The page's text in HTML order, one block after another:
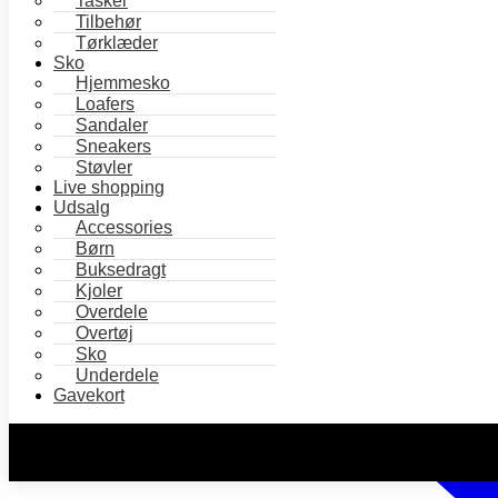
Tilbehør
Tørklæder
Sko
Hjemmesko
Loafers
Sandaler
Sneakers
Støvler
Live shopping
Udsalg
Accessories
Børn
Buksedragt
Kjoler
Overdele
Overtøj
Sko
Underdele
Gavekort